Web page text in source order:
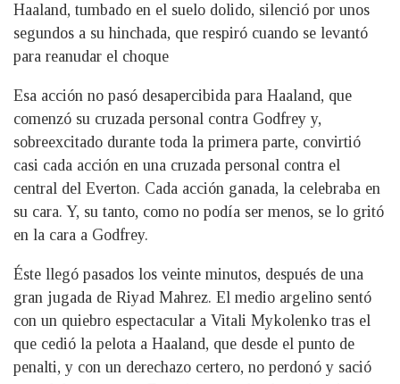
Haaland, tumbado en el suelo dolido, silenció por unos
segundos a su hinchada, que respiró cuando se levantó
para reanudar el choque
Esa acción no pasó desapercibida para Haaland, que
comenzó su cruzada personal contra Godfrey y,
sobreexcitado durante toda la primera parte, convirtió
casi cada acción en una cruzada personal contra el
central del Everton. Cada acción ganada, la celebraba en
su cara. Y, su tanto, como no podía ser menos, se lo gritó
en la cara a Godfrey.
Éste llegó pasados los veinte minutos, después de una
gran jugada de Riyad Mahrez. El medio argelino sentó
con un quiebro espectacular a Vitali Mykolenko tras el
que cedió la pelota a Haaland, que desde el punto de
penalti, y con un derechazo certero, no perdonó y sació